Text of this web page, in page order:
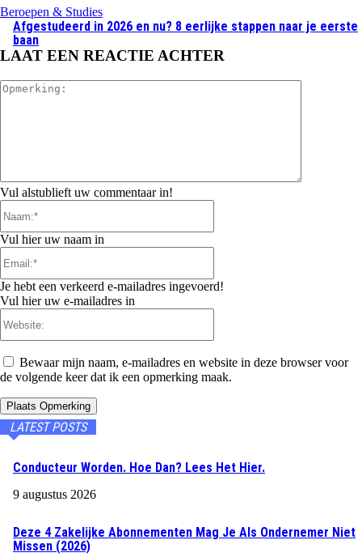
Beroepen & Studies
Afgestudeerd in 2026 en nu? 8 eerlijke stappen naar je eerste
baan
LAAT EEN REACTIE ACHTER
Vul alstublieft uw commentaar in!
Vul hier uw naam in
Je hebt een verkeerd e-mailadres ingevoerd!
Vul hier uw e-mailadres in
Bewaar mijn naam, e-mailadres en website in deze browser voor
de volgende keer dat ik een opmerking maak.
LATEST POSTS
Conducteur Worden. Hoe Dan? Lees Het Hier.
9 augustus 2026
Deze 4 Zakelijke Abonnementen Mag Je Als Ondernemer Niet
Missen (2026)